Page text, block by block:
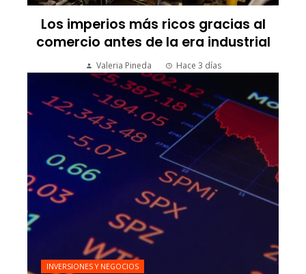
Los imperios más ricos gracias al
comercio antes de la era industrial
Valeria Pineda Hace 3 días
INVERSIONES Y NEGOCIOS